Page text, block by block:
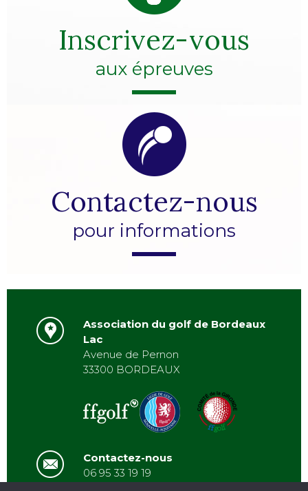
Inscrivez-vous
aux épreuves
Contactez-nous
pour informations
Association du golf de Bordeaux
Lac
Avenue de Pernon
33300 BORDEAUX
Contactez-nous
06 95 33 19 19